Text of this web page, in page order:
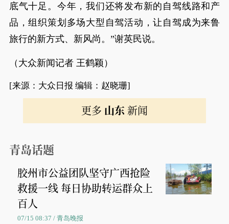
底气十足。今年，我们还将发布新的自驾线路和产
品，组织策划多场大型自驾活动，让自驾成为来鲁
旅行的新方式、新风尚。”谢英民说。
（大众新闻记者 王鹤颖）
[来源：大众日报 编辑：赵晓珊]
更多 山东 新闻
青岛话题
胶州市公益团队坚守广西抢险
救援一线 每日协助转运群众上
百人
07/15 08:37 / 青岛晚报